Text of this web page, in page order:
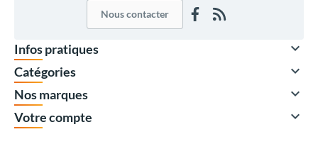
Nous contacter
Infos pratiques 
Catégories 
Nos marques 
Votre compte 